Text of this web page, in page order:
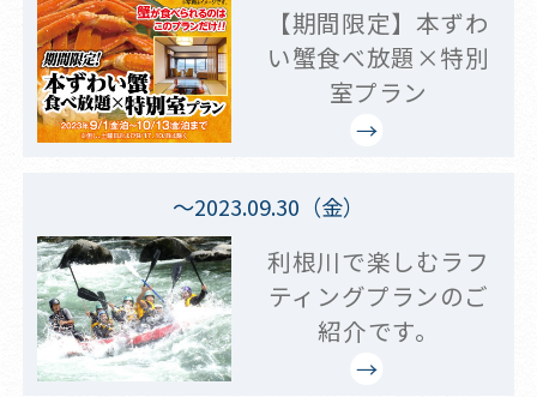
【期間限定】本ずわ
い蟹食べ放題×特別
室プラン
～2023.09.30（金）
利根川で楽しむラフ
ティングプランのご
紹介です。